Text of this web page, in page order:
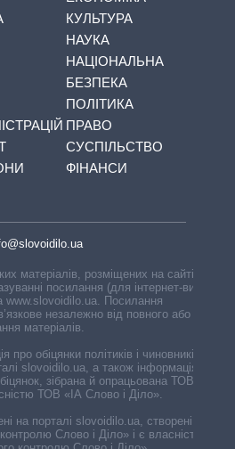
КУЛЬТУРА
НАУКА
НАЦІОНАЛЬНА
БЕЗПЕКА
ПОЛІТИКА
ПРАВО
СУСПІЛЬСТВО
ФІНАНСИ
матеріалів, розміщених на сайті,
посилання (для інтернет-видань
www.slovoidilo.ua. Посилання
незалежно від повного або
матеріалів.
про обіцянки політиків і чиновників,
slovoidilo.ua, а також інформація про
зібрана й опрацьована ТОВ «ІА
ТОВ «ІА Слово і Діло».
на порталі slovoidilo.ua, створені ГО
Слово і Діло» і є власністю